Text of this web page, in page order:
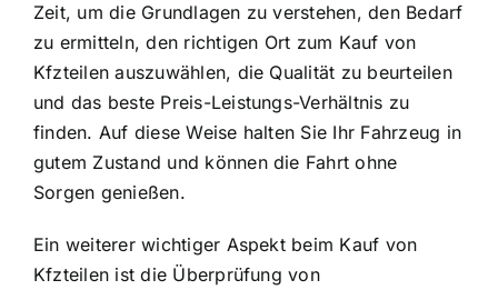
Zeit, um die Grundlagen zu verstehen, den Bedarf
zu ermitteln, den richtigen Ort zum Kauf von
Kfzteilen auszuwählen, die Qualität zu beurteilen
und das beste Preis-Leistungs-Verhältnis zu
finden. Auf diese Weise halten Sie Ihr Fahrzeug in
gutem Zustand und können die Fahrt ohne
Sorgen genießen.
Ein weiterer wichtiger Aspekt beim Kauf von
Kfzteilen ist die Überprüfung von